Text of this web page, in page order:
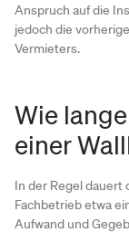
Anspruch auf die
jedoch die
Vermieters.
Wie
einer
In der Regel dauert
Fachbetrieb etwa
Aufwand und